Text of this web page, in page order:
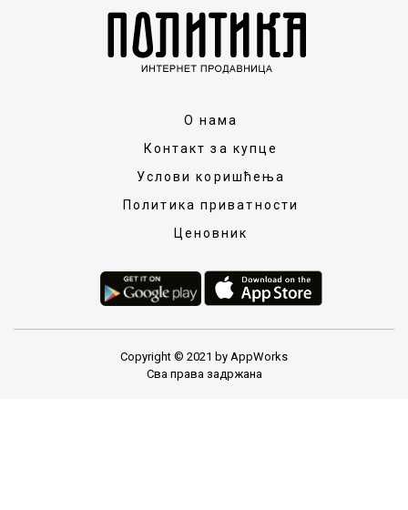
О нама
Контакт за купце
Услови коришћења
Политика приватности
Ценовник
Copyright © 2021 by AppWorks
Сва права задржана